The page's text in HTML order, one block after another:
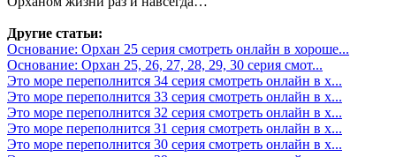
Другие статьи:
Основание: Орхан 25 серия смотреть онлайн в хороше...
Основание: Орхан 25, 26, 27, 28, 29, 30 серия смот...
Это море переполнится 34 серия смотреть онлайн в х...
Это море переполнится 33 серия смотреть онлайн в х...
Это море переполнится 32 серия смотреть онлайн в х...
Это море переполнится 31 серия смотреть онлайн в х...
Это море переполнится 30 серия смотреть онлайн в х...